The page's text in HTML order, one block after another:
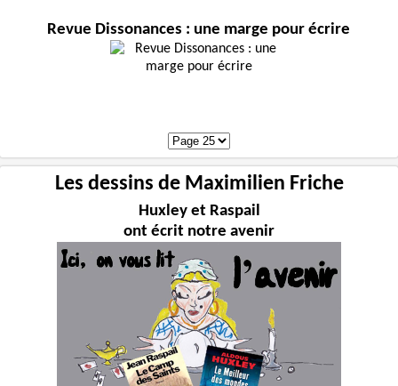
Revue Dissonances : une marge pour écrire
Les dessins de Maximilien Friche
Huxley et Raspail
ont écrit notre avenir